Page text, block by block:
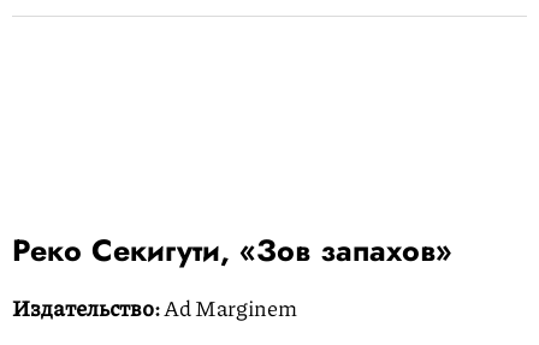
Реко Секигути, «Зов запахов»
Издательство:Ad Marginem